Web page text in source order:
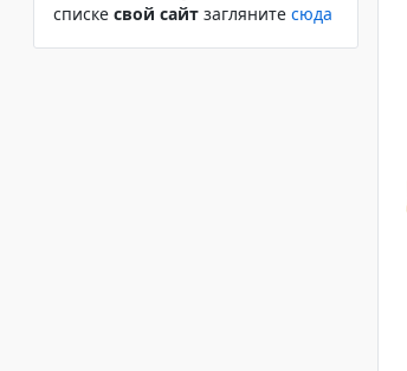
спиcке свой сайт загляните сюда